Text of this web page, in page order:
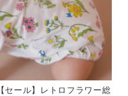
【セール】レトロフラワー総